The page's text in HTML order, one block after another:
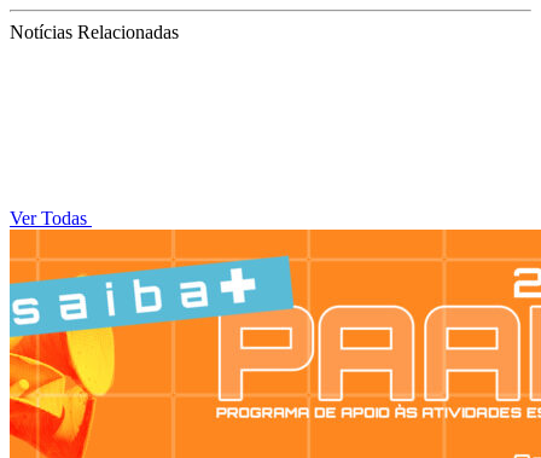
Notícias Relacionadas
Ver Todas